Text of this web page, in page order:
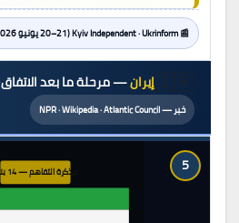
📰 Kyiv Independent · Ukrinform (20–21 يونيو 2026)
🇮🇷إيران— مرحلة ما بعد الاتفاق
خبر — NPR · Wikipedia · Atlantic Council
مذكرة التفاهم — 14 بنداً 5